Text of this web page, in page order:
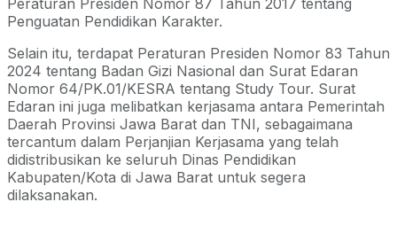
Peraturan Presiden Nomor 87 Tahun 2017 tentang
Penguatan Pendidikan Karakter.
Selain itu, terdapat Peraturan Presiden Nomor 83 Tahun
2024 tentang Badan Gizi Nasional dan Surat Edaran
Nomor 64/PK.01/KESRA tentang Study Tour. Surat
Edaran ini juga melibatkan kerjasama antara Pemerintah
Daerah Provinsi Jawa Barat dan TNI, sebagaimana
tercantum dalam Perjanjian Kerjasama yang telah
didistribusikan ke seluruh Dinas Pendidikan
Kabupaten/Kota di Jawa Barat untuk segera
dilaksanakan.